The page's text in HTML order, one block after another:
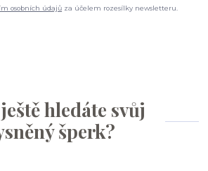
osobních údajů za účelem rozesílky newsletteru.
hledáte svůj
šperk?